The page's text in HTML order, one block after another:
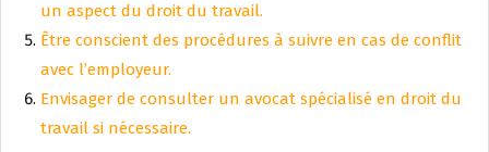
un aspect du droit du travail.
Être conscient des procédures à suivre en cas de conflit
avec l’employeur.
Envisager de consulter un avocat spécialisé en droit du
travail si nécessaire.